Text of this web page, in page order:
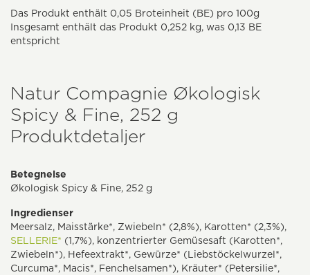
Das Produkt enthält 0,05 Broteinheit (BE) pro 100g
Insgesamt enthält das Produkt 0,252 kg, was 0,13 BE
entspricht
Natur Compagnie Økologisk
Spicy & Fine, 252 g
Produktdetaljer
Betegnelse
Økologisk Spicy & Fine, 252 g
Ingredienser
Meersalz, Maisstärke*, Zwiebeln* (2,8%), Karotten* (2,3%),
SELLERIE* (1,7%), konzentrierter Gemüsesaft (Karotten*,
Zwiebeln*), Hefeextrakt*, Gewürze* (Liebstöckelwurzel*,
Curcuma*, Macis*, Fenchelsamen*), Kräuter* (Petersilie*,